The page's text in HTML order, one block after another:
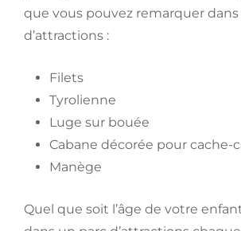
que vous pouvez remarquer
d’attractions :
Filets
Tyrolienne
Luge sur bouée
Cabane décorée pour cache-
Manège
Quel que soit l’âge de votre